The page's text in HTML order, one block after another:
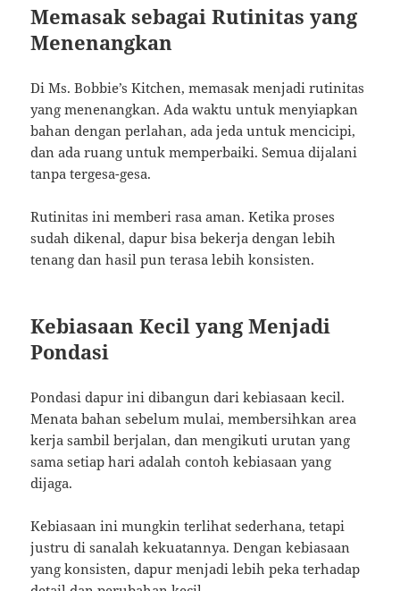
Memasak sebagai Rutinitas yang
Menenangkan
Di Ms. Bobbie’s Kitchen, memasak menjadi rutinitas
yang menenangkan. Ada waktu untuk menyiapkan
bahan dengan perlahan, ada jeda untuk mencicipi,
dan ada ruang untuk memperbaiki. Semua dijalani
tanpa tergesa-gesa.
Rutinitas ini memberi rasa aman. Ketika proses
sudah dikenal, dapur bisa bekerja dengan lebih
tenang dan hasil pun terasa lebih konsisten.
Kebiasaan Kecil yang Menjadi
Pondasi
Pondasi dapur ini dibangun dari kebiasaan kecil.
Menata bahan sebelum mulai, membersihkan area
kerja sambil berjalan, dan mengikuti urutan yang
sama setiap hari adalah contoh kebiasaan yang
dijaga.
Kebiasaan ini mungkin terlihat sederhana, tetapi
justru di sanalah kekuatannya. Dengan kebiasaan
yang konsisten, dapur menjadi lebih peka terhadap